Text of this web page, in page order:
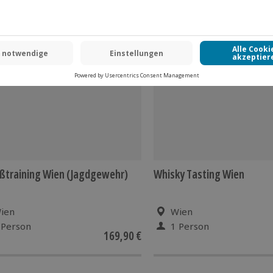
Wien (Jagdgewehr)
169,90 €
Whisky Tasting Wien
Wien
1 Person